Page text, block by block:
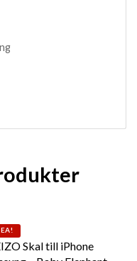
De olika
Skal till iPhone
här produkten har